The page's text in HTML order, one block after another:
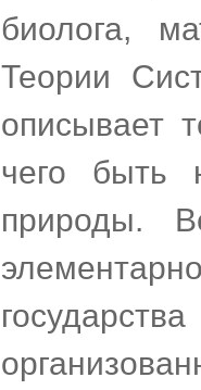
биолога,
Теории
описывает
чего быть
природы.